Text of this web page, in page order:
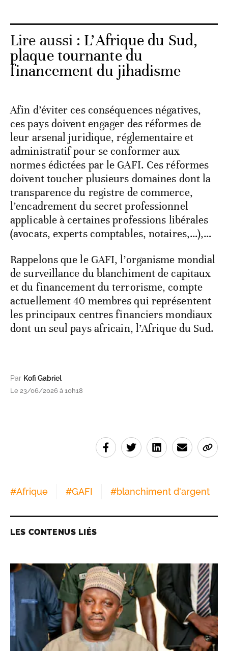
Lire aussi : L’Afrique du Sud,
plaque tournante du
financement du jihadisme
Afin d’éviter ces conséquences négatives,
ces pays doivent engager des réformes de
leur arsenal juridique, réglementaire et
administratif pour se conformer aux
normes édictées par le GAFI. Ces réformes
doivent toucher plusieurs domaines dont la
transparence du registre de commerce,
l’encadrement du secret professionnel
applicable à certaines professions libérales
(avocats, experts comptables, notaires,…),…
Rappelons que le GAFI, l’organisme mondial
de surveillance du blanchiment de capitaux
et du financement du terrorisme, compte
actuellement 40 membres qui représentent
les principaux centres financiers mondiaux
dont un seul pays africain, l’Afrique du Sud.
Par Kofi Gabriel
Le 23/06/2026 à 10h18
#Afrique #GAFI #blanchiment d'argent
LES CONTENUS LIÉS